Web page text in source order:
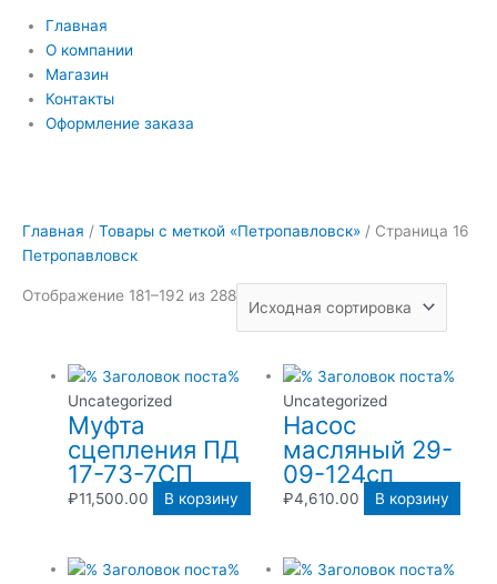
Главная
О компании
Магазин
Контакты
Оформление заказа
Главная / Товары с меткой «Петропавловск» / Страница 16
Петропавловск
Отображение 181–192 из 288
Uncategorized
Муфта
сцепления ПД
17-73-7СП
₽11,500.00 В корзину
Uncategorized
Насос
масляный 29-
09-124сп
₽4,610.00 В корзину